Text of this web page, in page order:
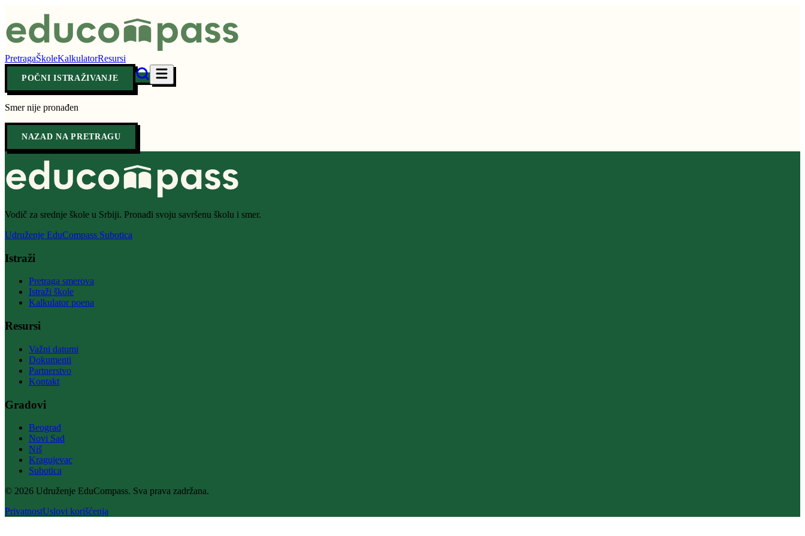
PretragaŠkoleKalkulatorResursi
POČNI ISTRAŽIVANJE
Smer nije pronađen
NAZAD NA PRETRAGU
Vodič za srednje škole u Srbiji. Pronađi svoju savršenu školu i smer.
Udruženje EduCompass Subotica
Istraži
Pretraga smerova
Istraži škole
Kalkulator poena
Resursi
Važni datumi
Dokumenti
Partnerstvo
Kontakt
Gradovi
Beograd
Novi Sad
Niš
Kragujevac
Subotica
© 2026 Udruženje EduCompass. Sva prava zadržana.
PrivatnostUslovi korišćenja